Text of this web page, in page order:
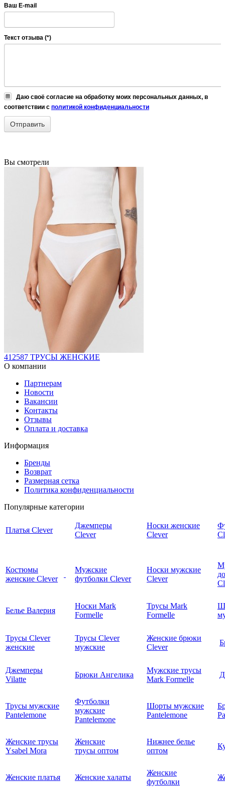
Ваш E-mail
Текст отзыва (*)
Даю своё согласие на обработку моих персональных данных, в
соответствии с политикой конфиденциальности
Вы смотрели
412587 ТРУСЫ ЖЕНСКИЕ
О компании
Партнерам
Новости
Вакансии
Контакты
Отзывы
Оплата и доставка
Информация
Бренды
Возврат
Размерная сетка
Политика конфиденциальности
Популярные категории
Платья Clever
Джемперы
Clever
Носки женские
Clever
Костюмы
женские Clever
Мужские
футболки Clever
Носки мужские
Clever
Белье Валерия
Носки Mark
Formelle
Трусы Mark
Formelle
Трусы Clever
женские
Трусы Clever
мужские
Женские брюки
Clever
Джемперы
Vilatte
Брюки Ангелика
Мужские трусы
Mark Formelle
Трусы мужские
Pantelemone
Футболки
мужские
Pantelemone
Шорты мужские
Pantelemone
Женские трусы
Ysabel Mora
Женские
трусы оптом
Нижнее белье
оптом
Женские платья Женские халаты
Женские
футболки